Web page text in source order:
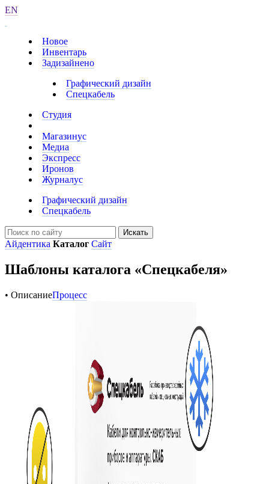
EN
Новое
Инвентарь
Задизайнено
Графический дизайн
Спецкабель
Студия
Магазинус
Медиа
Экспресс
Иронов
Журналус
Графический дизайн
Спецкабель
Искать
Айдентика Каталог Сайт
Шаблоны каталога «Спецкабеля»
• ОписаниеПроцесс